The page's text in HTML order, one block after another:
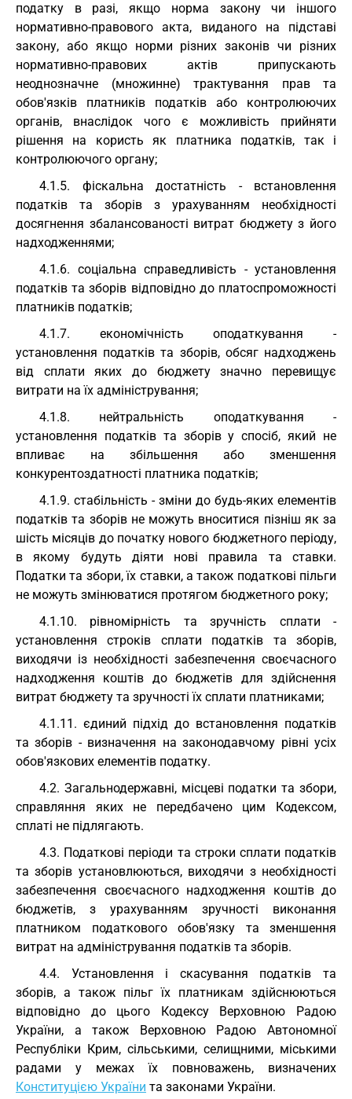
податку в разі, якщо норма закону чи іншого
нормативно-правового акта, виданого на підставі
закону, або якщо норми різних законів чи різних
нормативно-правових актів припускають
неоднозначне (множинне) трактування прав та
обов'язків платників податків або контролюючих
органів, внаслідок чого є можливість прийняти
рішення на користь як платника податків, так і
контролюючого органу;
4.1.5. фіскальна достатність - встановлення
податків та зборів з урахуванням необхідності
досягнення збалансованості витрат бюджету з його
надходженнями;
4.1.6. соціальна справедливість - установлення
податків та зборів відповідно до платоспроможності
платників податків;
4.1.7. економічність оподаткування -
установлення податків та зборів, обсяг надходжень
від сплати яких до бюджету значно перевищує
витрати на їх адміністрування;
4.1.8. нейтральність оподаткування -
установлення податків та зборів у спосіб, який не
впливає на збільшення або зменшення
конкурентоздатності платника податків;
4.1.9. стабільність - зміни до будь-яких елементів
податків та зборів не можуть вноситися пізніш як за
шість місяців до початку нового бюджетного періоду,
в якому будуть діяти нові правила та ставки.
Податки та збори, їх ставки, а також податкові пільги
не можуть змінюватися протягом бюджетного року;
4.1.10. рівномірність та зручність сплати -
установлення строків сплати податків та зборів,
виходячи із необхідності забезпечення своєчасного
надходження коштів до бюджетів для здійснення
витрат бюджету та зручності їх сплати платниками;
4.1.11. єдиний підхід до встановлення податків
та зборів - визначення на законодавчому рівні усіх
обов'язкових елементів податку.
4.2. Загальнодержавні, місцеві податки та збори,
справляння яких не передбачено цим Кодексом,
сплаті не підлягають.
4.3. Податкові періоди та строки сплати податків
та зборів установлюються, виходячи з необхідності
забезпечення своєчасного надходження коштів до
бюджетів, з урахуванням зручності виконання
платником податкового обов'язку та зменшення
витрат на адміністрування податків та зборів.
4.4. Установлення і скасування податків та
зборів, а також пільг їх платникам здійснюються
відповідно до цього Кодексу Верховною Радою
України, а також Верховною Радою Автономної
Республіки Крим, сільськими, селищними, міськими
радами у межах їх повноважень, визначених
Конституцією України та законами України.